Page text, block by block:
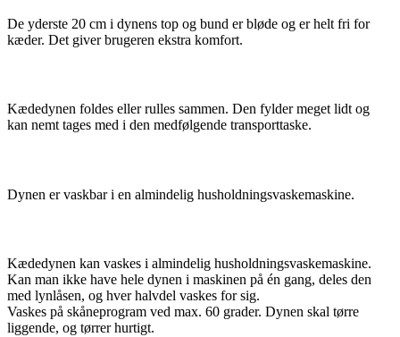
De yderste 20 cm i dynens top og bund er bløde og er helt fri for
kæder. Det giver brugeren ekstra komfort.
Kædedynen foldes eller rulles sammen. Den fylder meget lidt og
kan nemt tages med i den medfølgende transporttaske.
Dynen er vaskbar i en almindelig husholdningsvaskemaskine.
Kædedynen kan vaskes i almindelig husholdningsvaskemaskine.
Kan man ikke have hele dynen i maskinen på én gang, deles den
med lynlåsen, og hver halvdel vaskes for sig.
Vaskes på skåneprogram ved max. 60 grader. Dynen skal tørre
liggende, og tørrer hurtigt.